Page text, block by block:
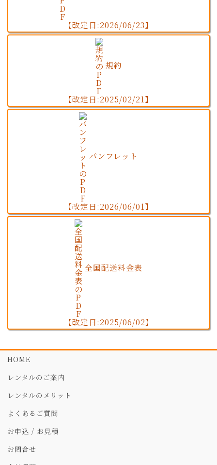
【改定日:2026/06/23】
規約
【改定日:2025/02/21】
パンフレット
【改定日:2026/06/01】
全国配送料金表
【改定日:2025/06/02】
HOME
レンタルのご案内
レンタルのメリット
よくあるご質問
お申込 / お見積
お問合せ